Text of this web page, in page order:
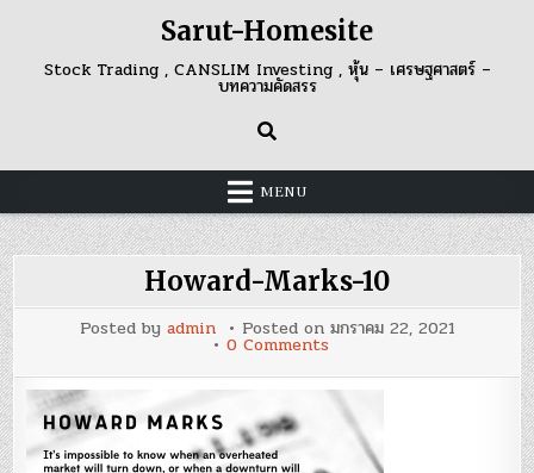
content
Sarut-Homesite
Stock Trading , CANSLIM Investing , หุ้น – เศรษฐศาสตร์ –
บทความคัดสรร
MENU
Howard-Marks-10
Posted by admin Posted on มกราคม 22, 2021
0 Commentson
Marks-
10